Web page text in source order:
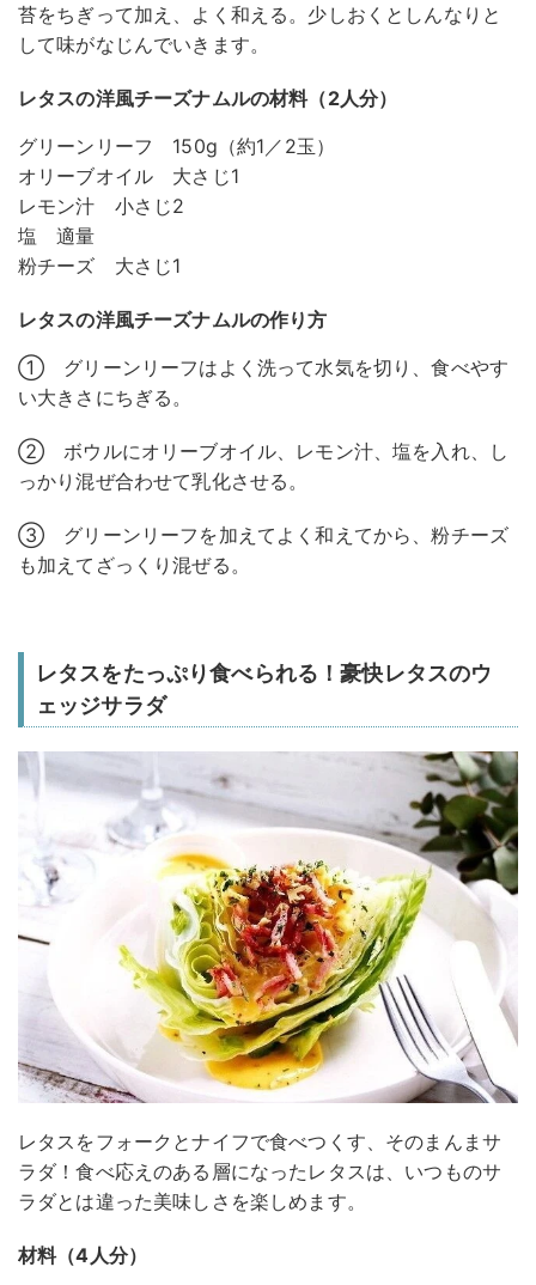
苔をちぎって加え、よく和える。少しおくとしんなりと
して味がなじんでいきます。
レタスの洋風チーズナムルの材料（2人分）
グリーンリーフ 150g（約1／2玉）
オリーブオイル 大さじ1
レモン汁 小さじ2
塩 適量
粉チーズ 大さじ1
レタスの洋風チーズナムルの作り方
① グリーンリーフはよく洗って水気を切り、食べやす
い大きさにちぎる。
② ボウルにオリーブオイル、レモン汁、塩を入れ、し
っかり混ぜ合わせて乳化させる。
③ グリーンリーフを加えてよく和えてから、粉チーズ
も加えてざっくり混ぜる。
レタスをたっぷり食べられる！豪快レタスのウ
ェッジサラダ
レタスをフォークとナイフで食べつくす、そのまんまサ
ラダ！食べ応えのある層になったレタスは、いつものサ
ラダとは違った美味しさを楽しめます。
材料（4人分）